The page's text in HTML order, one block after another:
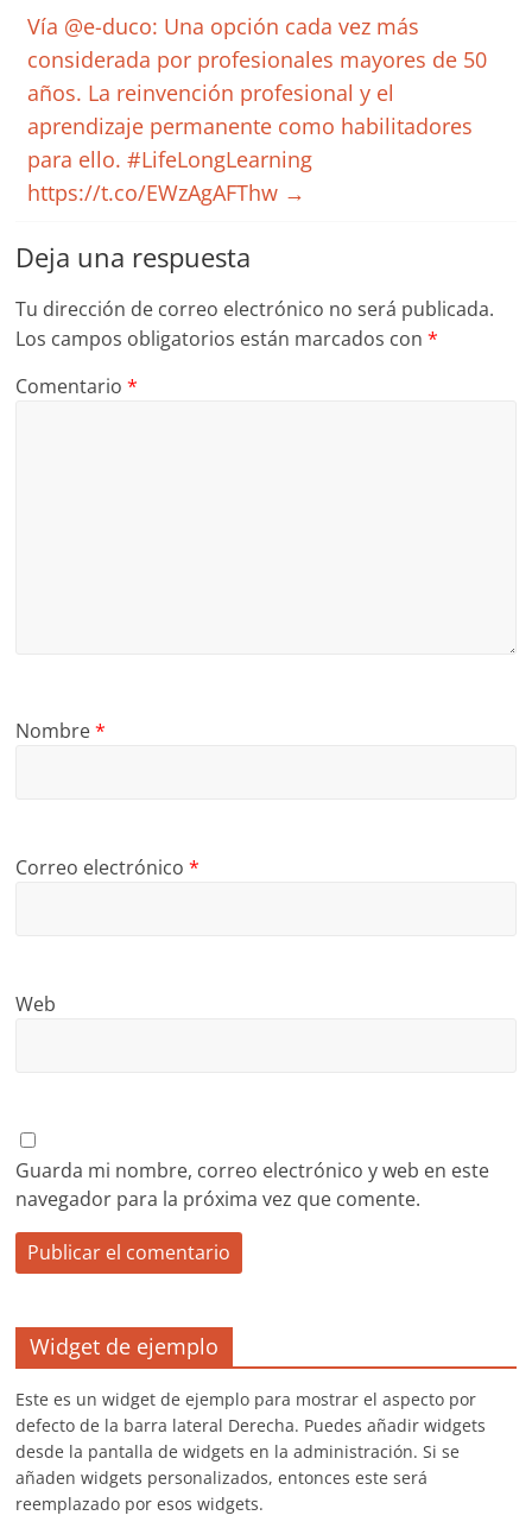
Vía @e-duco: Una opción cada vez más
considerada por profesionales mayores de 50
años. La reinvención profesional y el
aprendizaje permanente como habilitadores
para ello. #LifeLongLearning
https://t.co/EWzAgAFThw →
Deja una respuesta
Tu dirección de correo electrónico no será publicada.
Los campos obligatorios están marcados con*
Comentario*
Nombre*
Correo electrónico*
Web
Guarda mi nombre, correo electrónico y web en este
navegador para la próxima vez que comente.
Widget de ejemplo
Este es un widget de ejemplo para mostrar el aspecto por
defecto de la barra lateral Derecha. Puedes añadir widgets
desde la pantalla de widgets en la administración. Si se
añaden widgets personalizados, entonces este será
reemplazado por esos widgets.